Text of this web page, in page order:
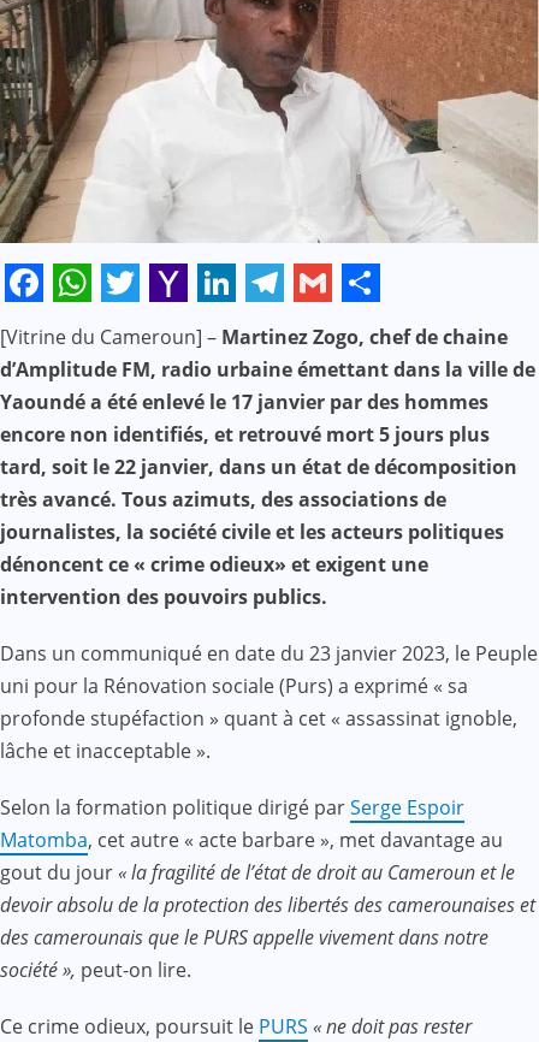
Facebook
WhatsApp
Twitter
Yahoo
Mail
LinkedIn
Telegram
Gmail
Share
[Vitrine du Cameroun] – Martinez Zogo, chef de chaine
d’Amplitude FM, radio urbaine émettant dans la ville de
Yaoundé a été enlevé le 17 janvier par des hommes
encore non identifiés, et retrouvé mort 5 jours plus
tard, soit le 22 janvier, dans un état de décomposition
très avancé. Tous azimuts, des associations de
journalistes, la société civile et les acteurs politiques
dénoncent ce « crime odieux» et exigent une
intervention des pouvoirs publics.
Dans un communiqué en date du 23 janvier 2023, le Peuple
uni pour la Rénovation sociale (Purs) a exprimé « sa
profonde stupéfaction » quant à cet « assassinat ignoble,
lâche et inacceptable ».
Selon la formation politique dirigé parSerge Espoir
Matomba, cet autre « acte barbare », met davantage au
gout du jour« la fragilité de l’état de droit au Cameroun et le
devoir absolu de la protection des libertés des camerounaises et
des camerounais que le PURS appelle vivement dans notre
société », peut-on lire.
Ce crime odieux, poursuit le PURS « ne doit pas rester